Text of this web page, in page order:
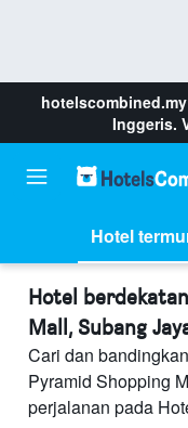
hotelscombined.my
Inggeris.
Hotel
Hotel
Mall, Subang
Cari dan
Pyramid Shopping
perjalanan pada